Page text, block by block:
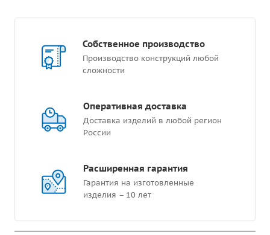
Собственное производство
Производство конструкций любой
сложности
Оперативная доставка
Доставка изделий в любой регион
России
Расширенная гарантия
Гарантия на изготовленные
изделия – 10 лет